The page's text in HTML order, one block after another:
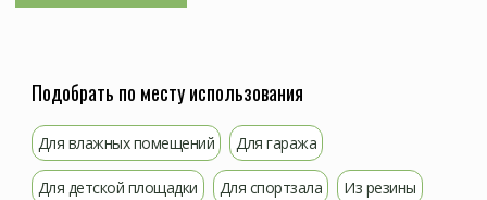
Подобрать по месту использования
Для влажных помещений Для гаража
Для детской площадки Для спортзала Из резины